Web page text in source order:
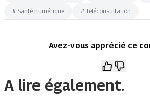
# Santé numérique # Téléconsultation
Avez-vous apprécié ce
A lire également.